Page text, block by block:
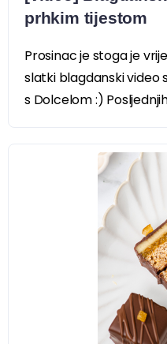
prhkim tijestom
Prosinac je stoga je
slatki blagdanski video
s Dolcelom :)